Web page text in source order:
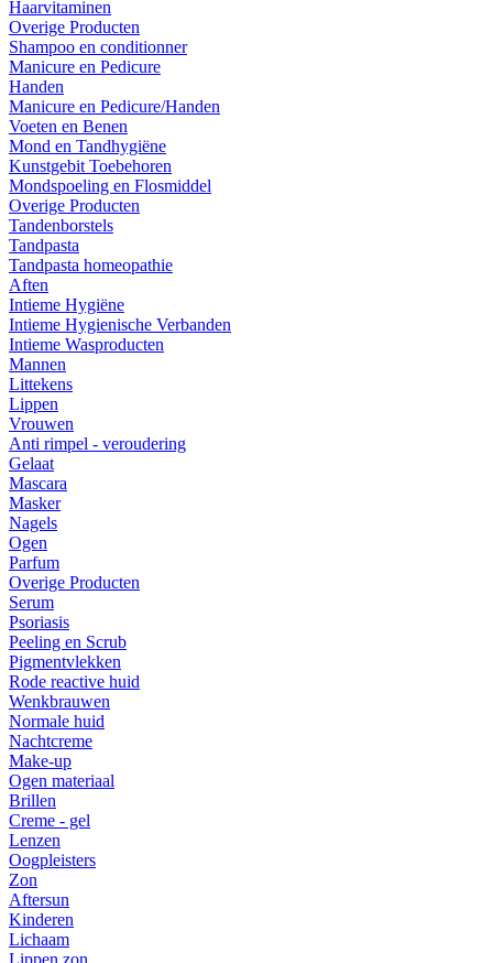
Haarvitaminen
Overige Producten
Shampoo en conditionner
Manicure en Pedicure
Handen
Manicure en Pedicure/Handen
Voeten en Benen
Mond en Tandhygiëne
Kunstgebit Toebehoren
Mondspoeling en Flosmiddel
Overige Producten
Tandenborstels
Tandpasta
Tandpasta homeopathie
Aften
Intieme Hygiëne
Intieme Hygienische Verbanden
Intieme Wasproducten
Mannen
Littekens
Lippen
Vrouwen
Anti rimpel - veroudering
Gelaat
Mascara
Masker
Nagels
Ogen
Parfum
Overige Producten
Serum
Psoriasis
Peeling en Scrub
Pigmentvlekken
Rode reactive huid
Wenkbrauwen
Normale huid
Nachtcreme
Make-up
Ogen materiaal
Brillen
Creme - gel
Lenzen
Oogpleisters
Zon
Aftersun
Kinderen
Lichaam
Lippen zon